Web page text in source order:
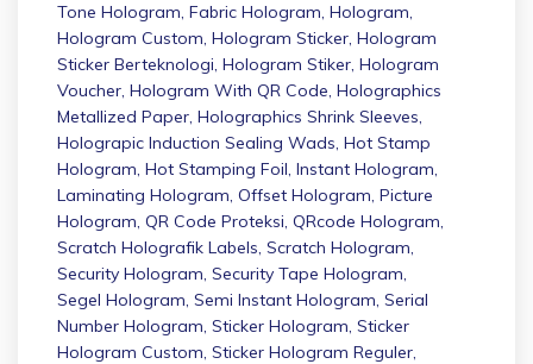
Tone Hologram, Fabric Hologram, Hologram,
Hologram Custom, Hologram Sticker, Hologram
Sticker Berteknologi, Hologram Stiker, Hologram
Voucher, Hologram With QR Code, Holographics
Metallized Paper, Holographics Shrink Sleeves,
Holograpic Induction Sealing Wads, Hot Stamp
Hologram, Hot Stamping Foil, Instant Hologram,
Laminating Hologram, Offset Hologram, Picture
Hologram, QR Code Proteksi, QRcode Hologram,
Scratch Holografik Labels, Scratch Hologram,
Security Hologram, Security Tape Hologram,
Segel Hologram, Semi Instant Hologram, Serial
Number Hologram, Sticker Hologram, Sticker
Hologram Custom, Sticker Hologram Reguler,